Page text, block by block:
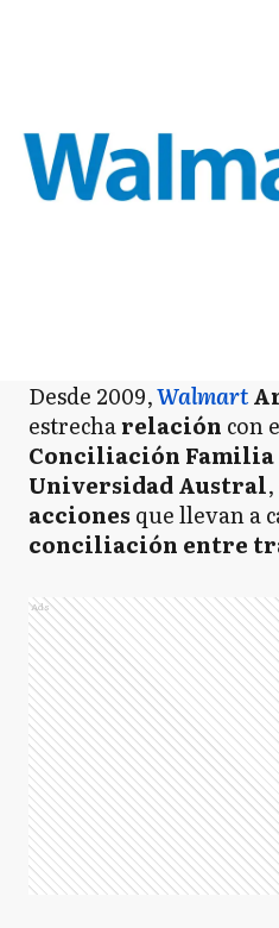
Desde 2009,Walmart
estrecharelación con
Conciliación Familia
Universidad Austral,
acciones que llevan a
conciliación entre
Ads